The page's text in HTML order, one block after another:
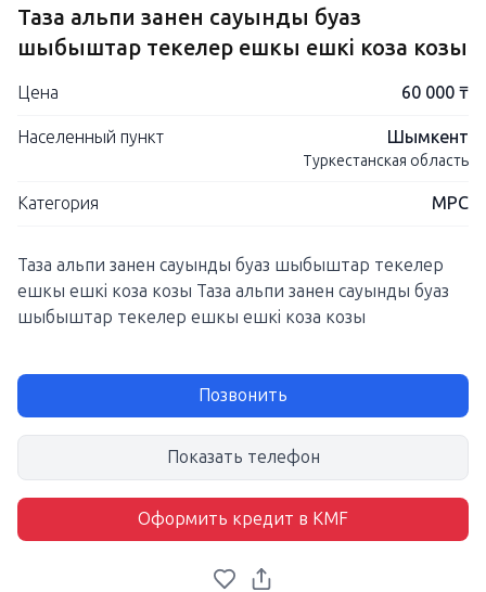
Таза альпи занен сауынды буаз
шыбыштар текелер ешкы ешкі коза козы
Цена 60 000 ₸
Населенный пункт Шымкент
Туркестанская область
Категория МРС
Таза альпи занен сауынды буаз шыбыштар текелер
ешкы ешкі коза козы Таза альпи занен сауынды буаз
шыбыштар текелер ешкы ешкі коза козы
Позвонить
Показать телефон
Оформить кредит в KMF